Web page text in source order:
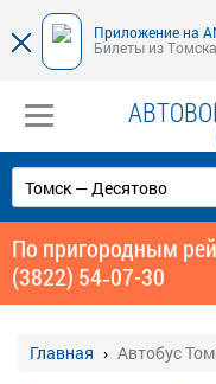
Приложение на
Билеты из
По пригородным
(3822) 54‑07-30
Главная Автобус